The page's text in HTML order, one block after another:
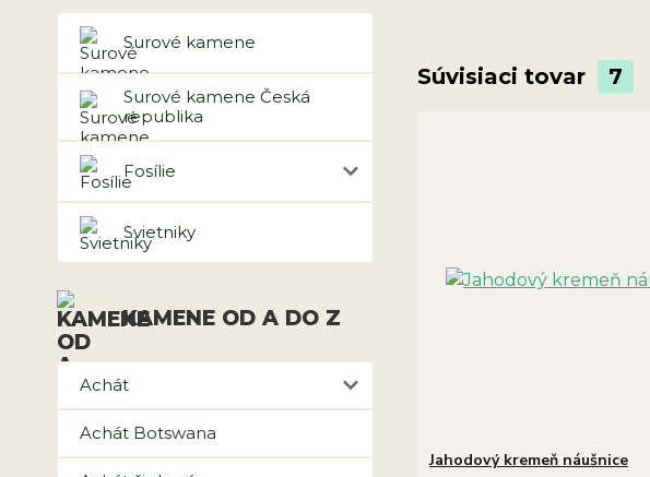
Surové kamene
Surové kamene Česká
republika
Fosílie
Svietniky
KAMENE OD A DO Z
Achát
Achát Botswana
Súvisiaci tovar 7
Jahodový kremeň náušnice